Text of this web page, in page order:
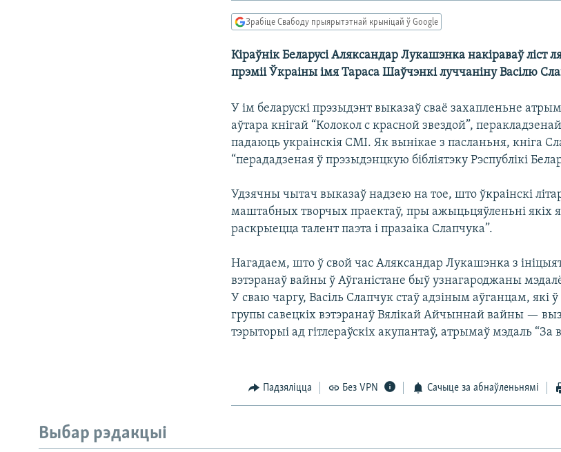
Зрабіце Свабоду прыярытэтнай крыніцай ў Google
Кіраўнік Беларусі Аляксандар Лукашэнка накіраваў ліст
прэміі Ўкраіны імя Тараса Шаўчэнкі луччаніну Васілю
У ім беларускі прэзыдэнт выказаў сваё захапленьне
аўтара кнігай “Колокол с красной звездой”,
падаюць украінскія СМІ. Як вынікае з пасланьня, кніга
“перададзеная ў прэзыдэнцкую бібліятэку Рэспублікі
Удзячны чытач выказаў надзею на тое, што ўкраінскі
маштабных творчых праектаў, пры ажыцьцяўленьні якіх
раскрыецца талент паэта і празаіка Слапчука”.
Нагадаем, што ў свой час Аляксандар Лукашэнка з
вэтэранаў вайны ў Аўганістане быў узнагароджаны
У сваю чаргу, Васіль Слапчук стаў адзіным аўганцам, які
групы савецкіх вэтэранаў Вялікай Айчыннай вайны —
тэрыторыі ад гітлераўскіх акупантаў, атрымаў мэдаль “За
Падзяліцца Без VPN Сачыце за абнаўленьнямі
Выбар рэдакцыі